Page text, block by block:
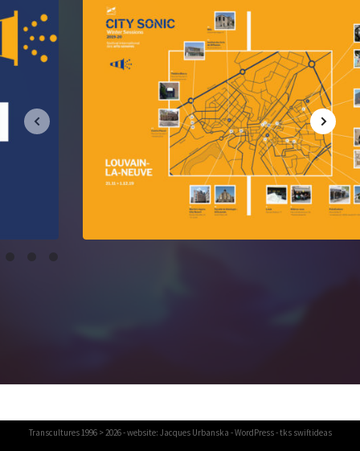
Transcultures1996 > 2026 - website: Jacques Urbanska -WordPress- tks swiftideas